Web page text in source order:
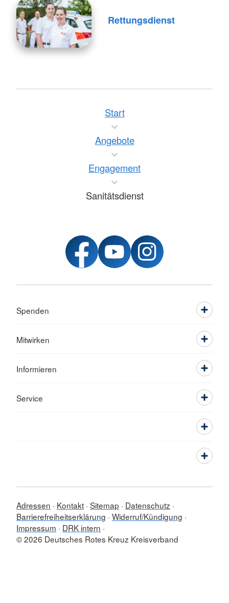
Rettungsdienst
Start
Angebote
Engagement
Sanitätsdienst
Spenden
Mitwirken
Informieren
Service
Adressen Kontakt Sitemap
Datenschutz
Barrierefreiheitserklärung Widerruf/Kündigung
Impressum
DRK intern
© 2026 Deutsches Rotes Kreuz Kreisverband